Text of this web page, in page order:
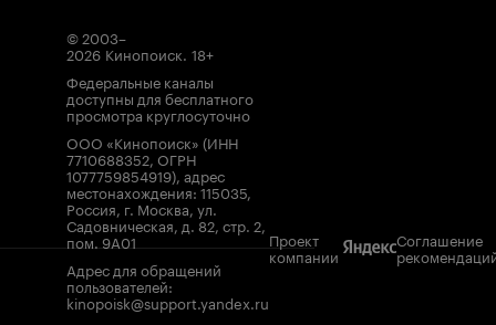
© 2003–
2026 Кинопоиск. 18+
Федеральные каналы
доступны для бесплатного
просмотра круглосуточно
ООО «Кинопоиск» (ИНН
7710688352, ОГРН
1077759854919), адрес
местонахождения: 115035,
Россия, г. Москва, ул.
Садовническая, д. 82, стр. 2,
пом. 9А01
Адрес для обращений
пользователей:
kinopoisk@support.yandex.ru
Проект
компании
Соглашение